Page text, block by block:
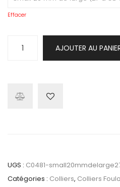
Effacer
AJOUTER AU
UGS : C0481-
Catégories : Colliers, Colliers